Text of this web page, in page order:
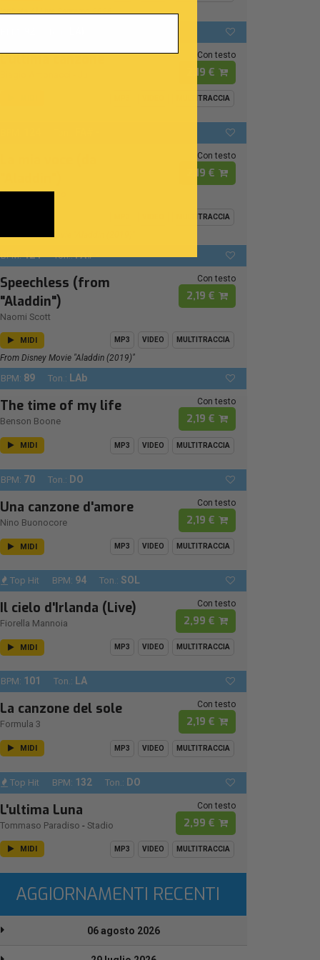
L'ultima canzone Con testo
2,19 €
MULTITRACCIA
Naomi Rivieccio
Con testo
2,19 €
MULTITRACCIA
From Disney Movie "Aladdin (2019)"
BPM:124 Ton.:FA# -
Speechless (from
"Aladdin")
Naomi Scott
Con testo
2,19 €
MIDI MP3 VIDEO MULTITRACCIA
From Disney Movie "Aladdin (2019)"
BPM: 89 Ton.: LAb
The time of my life
Benson Boone
Con testo
2,19 €
MIDI MP3 VIDEO MULTITRACCIA
BPM: 70 Ton.: DO
Una canzone d'amore
Nino Buonocore
Con testo
2,19 €
MIDI MP3 VIDEO MULTITRACCIA
Top Hit BPM: 94 Ton.: SOL
Il cielo d'Irlanda (Live)
Fiorella Mannoia
Con testo
2,99 €
MIDI MP3 VIDEO MULTITRACCIA
BPM: 101 Ton.: LA
La canzone del sole
Formula 3
Con testo
2,19 €
MIDI MP3 VIDEO MULTITRACCIA
Top Hit BPM: 132 Ton.: DO
L'ultima Luna
Tommaso Paradiso - Stadio
Con testo
2,99 €
MIDI MP3 VIDEO MULTITRACCIA
AGGIORNAMENTI RECENTI
06 agosto 2026